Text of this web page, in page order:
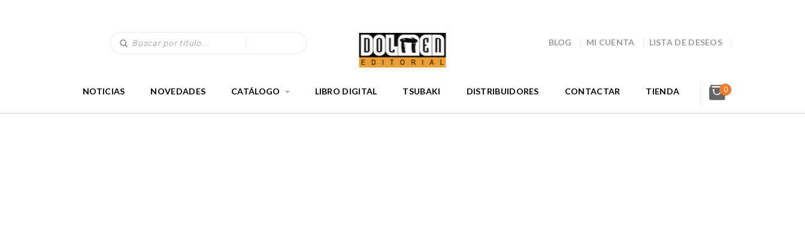
BLOG MI CUENTA LISTA DE DESEOS
NOTICIAS NOVEDADES CATÁLOGO LIBRO DIGITAL TSUBAKI DISTRIBUIDORES CONTACTAR TIENDA 0